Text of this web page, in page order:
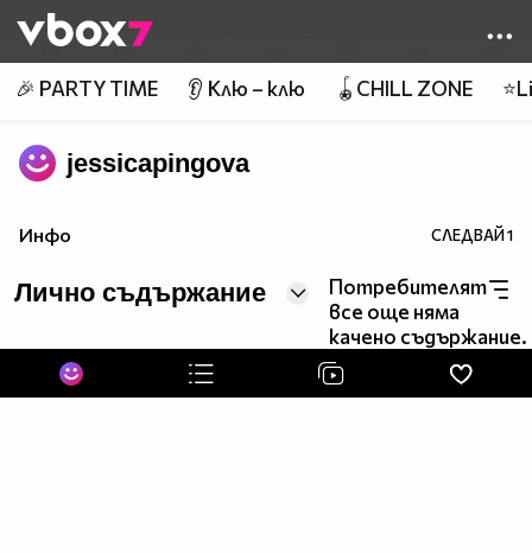
👾
🎉 PARTY TIME 👂 Клю – клю 🪀CHILL ZONE
jessicapingova
Инфо СЛЕДВАЙ1
Лично съдържание
Потребителят
все още няма
качено съдържание.